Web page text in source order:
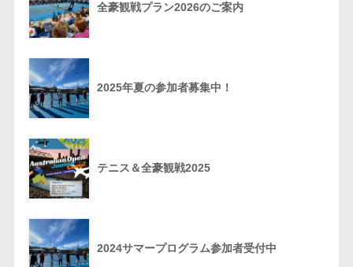
全豪観戦プラン2026のご案内
2025年夏の参加者募集中！
テニス＆全豪観戦2025
2024サマープログラム参加者受付中